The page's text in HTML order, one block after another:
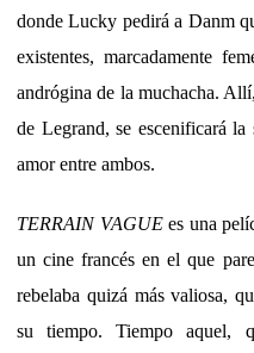
donde Lucky pedirá a Danm
existentes, marcadamente
andrógina de la muchacha.
de Legrand, se escenificará
amor entre ambos.
TERRAIN VAGUEes una
un cine francés en el que
rebelaba quizá más valiosa,
su tiempo. Tiempo aquel,